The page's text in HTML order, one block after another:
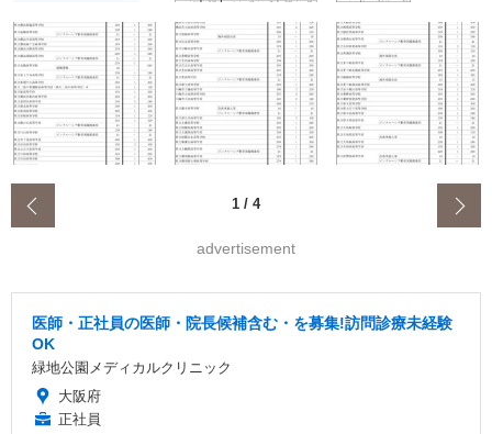
1 / 4
advertisement
医師・正社員の医師・院長候補含む・を募集!訪問診療未経験
OK
緑地公園メディカルクリニック
大阪府
正社員